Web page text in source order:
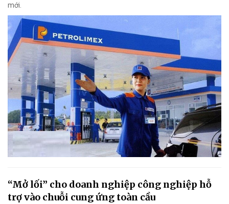
mới.
“Mở lối” cho doanh nghiệp công nghiệp hỗ
trợ vào chuỗi cung ứng toàn cầu